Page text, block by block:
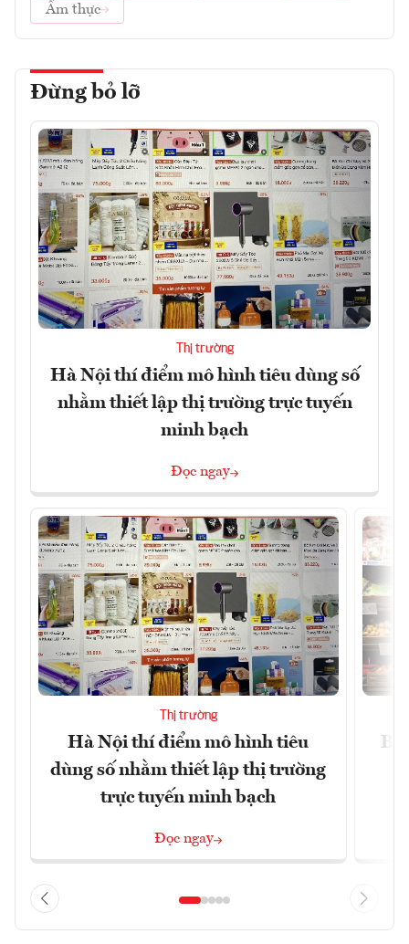
Ẩm thực
Đừng bỏ lỡ
Thị trường
Hà Nội thí điểm mô hình tiêu dùng số
nhằm thiết lập thị trường trực tuyến
minh bạch
Đọc ngay
Thị trường
Hà Nội thí điểm mô hình tiêu
dùng số nhằm thiết lập thị trường
trực tuyến minh bạch
Đọc ngay